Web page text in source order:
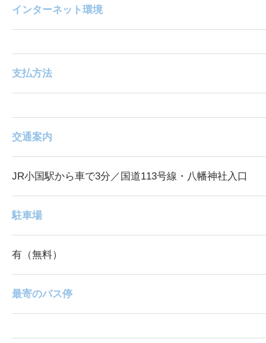
インターネット環境
支払方法
交通案内
JR小国駅から車で3分／国道113号線・八幡神社入口
駐車場
有（無料）
最寄のバス停